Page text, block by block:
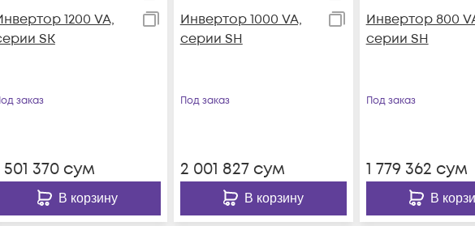
1200 VA,
SK
заказ
501 370сум
В корзину
Инвертор 1000 VA,
серии SH
Под заказ
2 001 827сум
В корзину
Инвертор 800
серии SH
Под заказ
1 779 362 сум
В